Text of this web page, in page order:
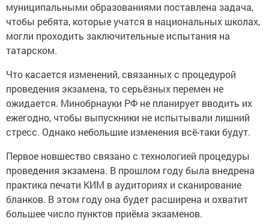
муниципальными образованиями поставлена задача,
чтобы ребята, которые учатся в национальных школах,
могли проходить заключительные испытания на
татарском.
Что касается изменений, связанных с процедурой
проведения экзамена, то серьёзных перемен не
ожидается. Минобрнауки РФ не планирует вводить их
ежегодно, чтобы выпускники не испытывали лишний
стресс. Однако небольшие изменения всё-таки будут.
Первое новшество связано с технологией процедуры
проведения экзамена. В прошлом году была внедрена
практика печати КИМ в аудиториях и сканирование
бланков. В этом году она будет расширена и охватит
большее число пунктов приёма экзаменов.